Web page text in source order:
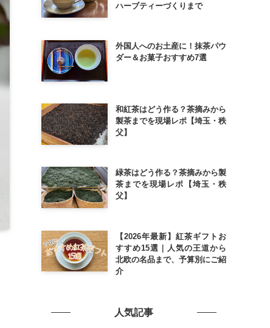
ハーブティーづくりまで
外国人へのお土産に！抹茶パウ
ダー＆お菓子おすすめ7選
和紅茶はどう作る？茶摘みから
製茶までを現場レポ【埼玉・秩
父】
緑茶はどう作る？茶摘みから製
茶までを現場レポ【埼玉・秩
父】
【2026年最新】紅茶ギフトお
すすめ15選｜人気の王道から
北欧の名品まで、予算別にご紹
介
人気記事